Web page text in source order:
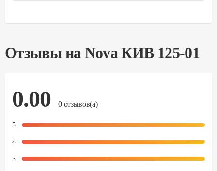
Отзывы наNova КИВ 125-01
0.00 0отзывов(а)
5
4
3